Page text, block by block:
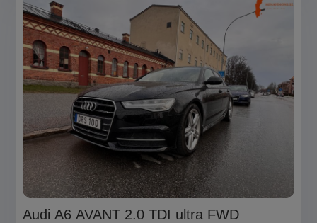
Audi A6 AVANT 2.0 TDI ultra FWD